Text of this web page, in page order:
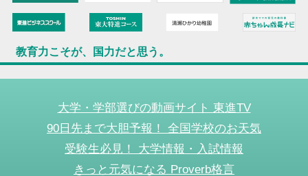
教育力こそが、国力だと思う。
大学・学部選びの動画サイト 東進TV
90日先まで大胆予報！ 全国学校のお天気
受験生必見！ 大学情報・入試情報
きっと元気になる Proverb格言